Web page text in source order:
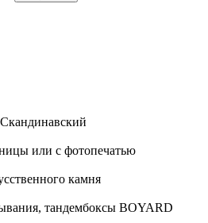
или с фотопечатью
камня
тандембоксы BOYARD